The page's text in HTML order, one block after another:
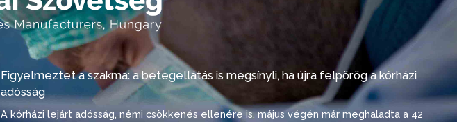
Figyelmeztet a szakma: a betegellátás is megsínyli, ha újra felpörög a kórházi
adósság
A kórházi lejárt adósság, némi csökkenés ellenére is, május végén már meghaladta a 42